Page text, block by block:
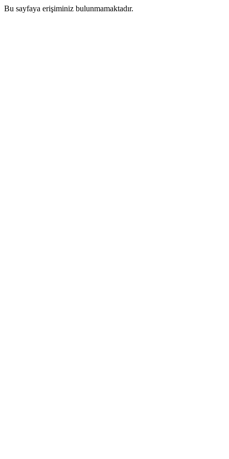
Bu sayfaya erişiminiz bulunmamaktadır.